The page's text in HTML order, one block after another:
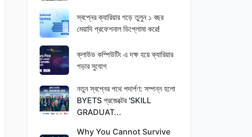
স্বপ্নের ক্যারিয়ার গড়ে তুলুন ১ বছর
মেয়াদি প্রফেশনাল ডিপ্লোমা করে!
ক্লাউড কম্পিউটিং এ দক্ষ হয়ে ক্যারিয়ার
গড়ার সুযোগ
নতুন স্বপ্নের পথে পদার্পণ: সম্পন্ন হলো
BYETS প্রজেক্টের 'SKILL
GRADUAT...
Why You Cannot Survive